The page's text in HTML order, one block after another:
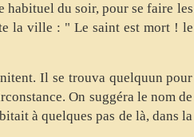
habituel du soir, pour se faire les
la ville : " Le saint est mort ! le
Il se trouva quelquun pour
On suggéra le nom de
à quelques pas de là, dans la